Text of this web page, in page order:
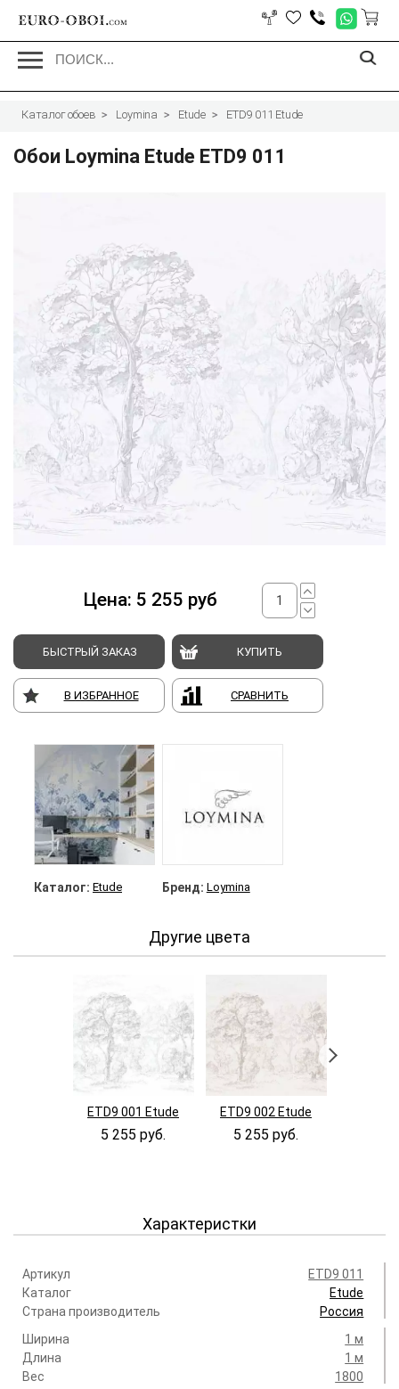
EURO-OBOI.com
Каталог обоев Loymina Etude ETD9 011 Etude
Обои Loymina Etude ETD9 011
Цена: 5 255 руб
БЫСТРЫЙ ЗАКАЗ КУПИТЬ
В ИЗБРАННОЕ СРАВНИТЬ
Каталог: Etude Бренд: Loymina
Другие цвета
ETD9 001 Etude
5 255 руб.
ETD9 002 Etude
5 255 руб.
Характеристки
Артикул
ETD9 011
Каталог
Etude
Страна производитель
Россия
Ширина
1 м
Длина
1 м
Вес
1800